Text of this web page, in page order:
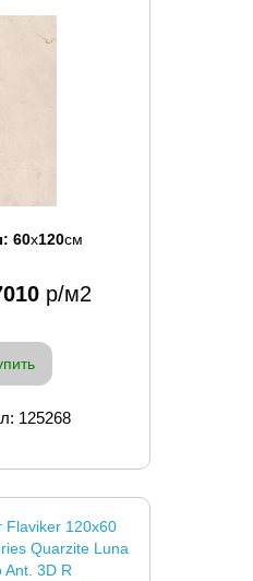
60x120см
р/м2
125268
Flaviker 120x60
Quarzite Luna
Ant. 3D R